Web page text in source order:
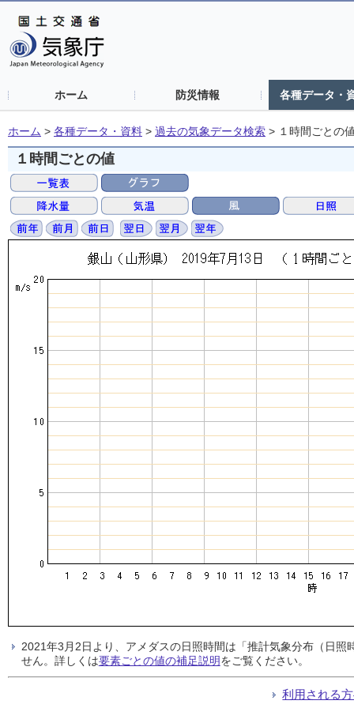
ホーム 防災情報 各種データ・
ホーム > 各種データ・資料 > 過去の気象データ検索 > １時間ごとの
１時間ごとの値
2021年3月2日より、アメダスの日照時間は「推計気象分布（日
せん。詳しくは要素ごとの値の補足説明をご覧ください。
利用される